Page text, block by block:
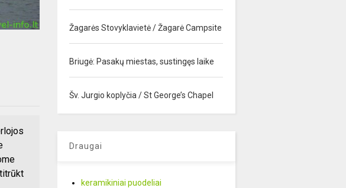
Žagarės Stovyklavietė / Žagarė Campsite
Briugė: Pasakų miestas, sustingęs laike
Šv. Jurgio koplyčia / St George’s Chapel
Draugai
keramikiniai puodeliai